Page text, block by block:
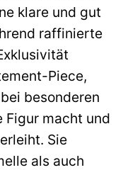
klare und gut
raffinierte
Piece,
besonderen
Figur macht und
Sie
als auch